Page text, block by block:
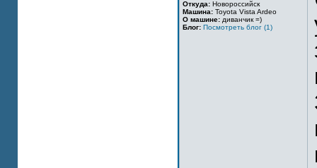
Откуда: Новороссийск
Машина: Toyota Vista Ardeo
О машине: диванчик =)
Блог: Посмотреть блог (1)